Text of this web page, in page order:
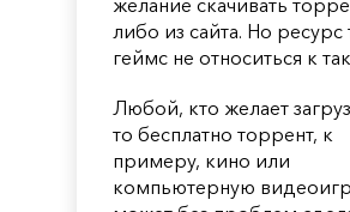
либо из сайта. Но ресурс
геймс не относиться к
Любой, кто желает
то бесплатно торрент, к
примеру, кино или
компьютерную